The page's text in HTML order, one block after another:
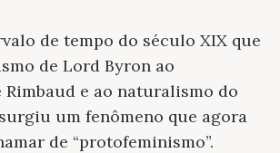
de tempo do século XIX que
de Lord Byron ao
e ao naturalismo do
um fenômeno que agora
de “protofeminismo”.